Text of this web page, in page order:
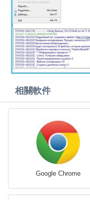
相關軟件
Google Chrome